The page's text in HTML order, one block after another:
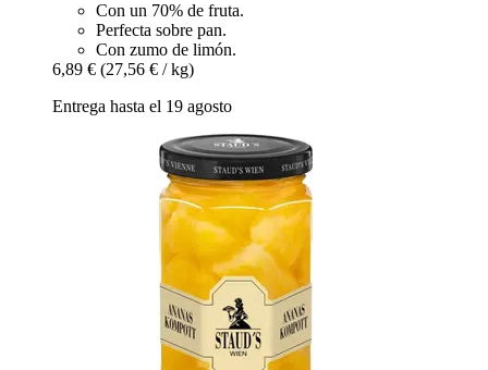
Con un 70% de fruta.
Perfecta sobre pan.
Con zumo de limón.
6,89 € (27,56 € / kg)
Entrega hasta el 19 agosto